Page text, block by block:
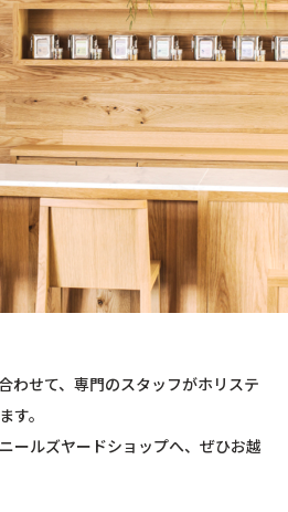
わせて、専門のスタッフがホリステ
す。
ールズヤードショップへ、ぜひお越